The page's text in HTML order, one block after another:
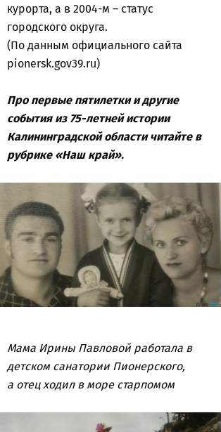
курорта, а в 2004-м – статус
городского округа.
(По данным официального сайта
pionersk.gov39.ru)
Про первые пятилетки и другие
события из 75-летней истории
Калининградской области читайте в
рубрике «Наш край».
Мама Ирины Павловой работала в
детском санатории Пионерского,
а отец ходил в море старпомом